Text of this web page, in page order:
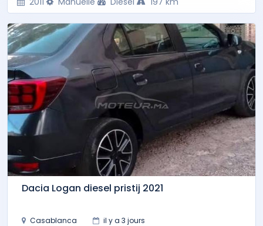
Dacia Logan diesel pristij 2021
Casablanca il y a 3 jours